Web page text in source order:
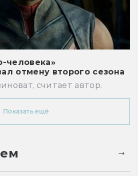
человека»
отмену второго сезона
считает автор.
Показать ещё